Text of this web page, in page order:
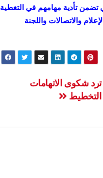
تضمن تأدية مهامهم في التغطية
والاتصالات واللجنة
شكوى الاتهامات